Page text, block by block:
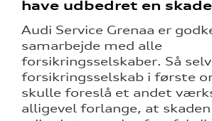
have udbedret en skade
Audi Service Grenaa er
samarbejde med alle
forsikringsselskaber. Så
forsikringsselskab i første
skulle foreslå et andet
alligevel forlange, at